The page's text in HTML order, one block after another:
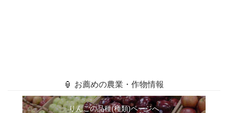
🏮 お薦めの農業・作物情報
りんごの品種(種類)ページへ